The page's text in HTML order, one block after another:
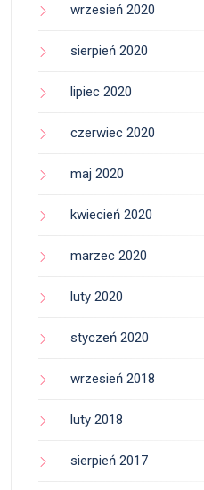
wrzesień 2020
sierpień 2020
lipiec 2020
czerwiec 2020
maj 2020
kwiecień 2020
marzec 2020
luty 2020
styczeń 2020
wrzesień 2018
luty 2018
sierpień 2017